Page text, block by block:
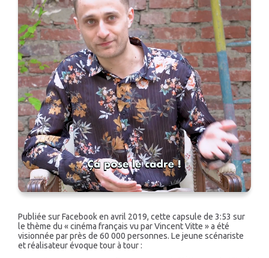
Publiée sur Facebook en avril 2019, cette capsule de 3:53 sur
le thème du « cinéma français vu par Vincent Vitte » a été
visionnée par près de 60 000 personnes. Le jeune scénariste
et réalisateur évoque tour à tour :